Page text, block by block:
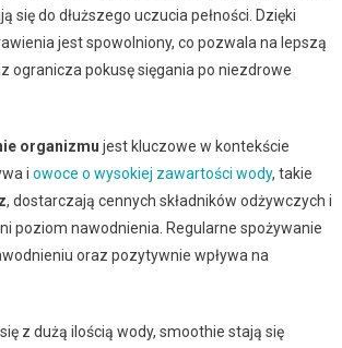
się do dłuższego uczucia pełności. Dzięki
jest spowolniony, co pozwala na lepszą
ogranicza pokusę sięgania po niezdrowe
organizmu jest kluczowe w kontekście
i owoce o wysokiej zawartości wody, takie
, dostarczają cennych składników odżywczych i
poziom nawodnienia. Regularne spożywanie
oraz pozytywnie wpływa na
z dużą ilością wody, smoothie stają się